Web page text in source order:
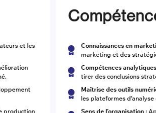
et les
production
Connaissances en
marketing et des
Compétences analytiques
tirer des conclusions
Maîtrise des outils
les plateformes
Sens de l’organisation :